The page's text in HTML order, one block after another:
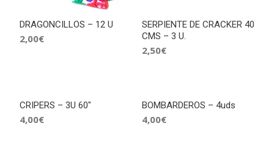
DRAGONCILLOS – 12 U
2,00€
SERPIENTE DE CRACKER 40
CMS – 3 U.
2,50€
CRIPERS – 3U 60″
4,00€
BOMBARDEROS – 4uds
4,00€